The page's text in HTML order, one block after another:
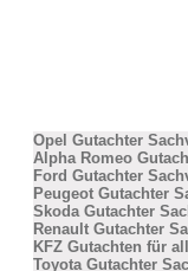
Opel Gutachter
Alpha Romeo
Ford Gutachter
Peugeot Gutachter
Skoda Gutachter
Renault Gutachter
KFZ Gutachten für
Toyota Gutachter